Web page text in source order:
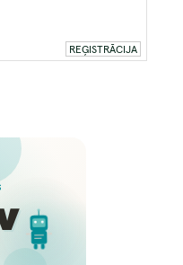
REĢISTRĀCIJA